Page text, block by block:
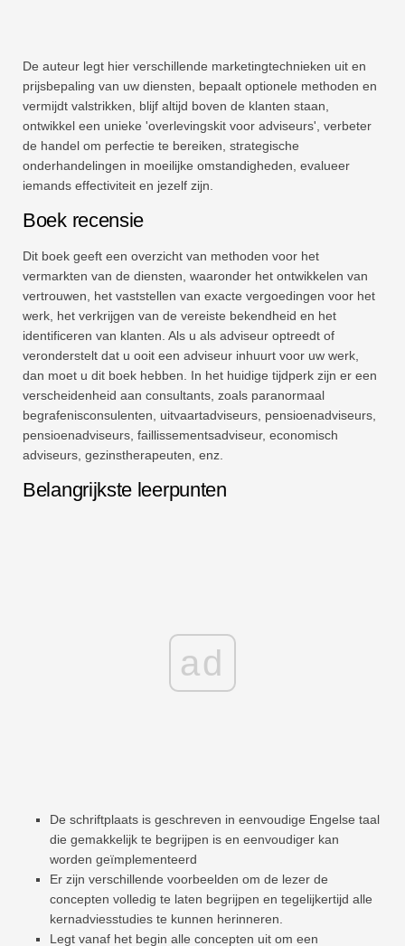
De auteur legt hier verschillende marketingtechnieken uit en
prijsbepaling van uw diensten, bepaalt optionele methoden en
vermijdt valstrikken, blijf altijd boven de klanten staan,
ontwikkel een unieke 'overlevingskit voor adviseurs', verbeter
de handel om perfectie te bereiken, strategische
onderhandelingen in moeilijke omstandigheden, evalueer
iemands effectiviteit en jezelf zijn.
Boek recensie
Dit boek geeft een overzicht van methoden voor het
vermarkten van de diensten, waaronder het ontwikkelen van
vertrouwen, het vaststellen van exacte vergoedingen voor het
werk, het verkrijgen van de vereiste bekendheid en het
identificeren van klanten. Als u als adviseur optreedt of
veronderstelt dat u ooit een adviseur inhuurt voor uw werk,
dan moet u dit boek hebben. In het huidige tijdperk zijn er een
verscheidenheid aan consultants, zoals paranormaal
begrafenisconsulenten, uitvaartadviseurs, pensioenadviseurs,
pensioenadviseurs, faillissementsadviseur, economisch
adviseurs, gezinstherapeuten, enz.
Belangrijkste leerpunten
ad
De schriftplaats is geschreven in eenvoudige Engelse taal
die gemakkelijk te begrijpen is en eenvoudiger kan
worden geïmplementeerd
Er zijn verschillende voorbeelden om de lezer de
concepten volledig te laten begrijpen en tegelijkertijd alle
kernadviesstudies te kunnen herinneren.
Legt vanaf het begin alle concepten uit om een ​​